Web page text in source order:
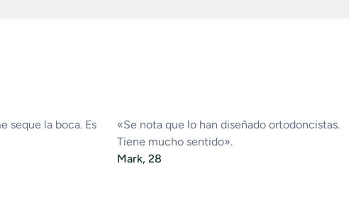
seque la boca. Es
«Se nota que lo han diseñado ortodoncistas.
Tiene mucho sentido».
Mark, 28